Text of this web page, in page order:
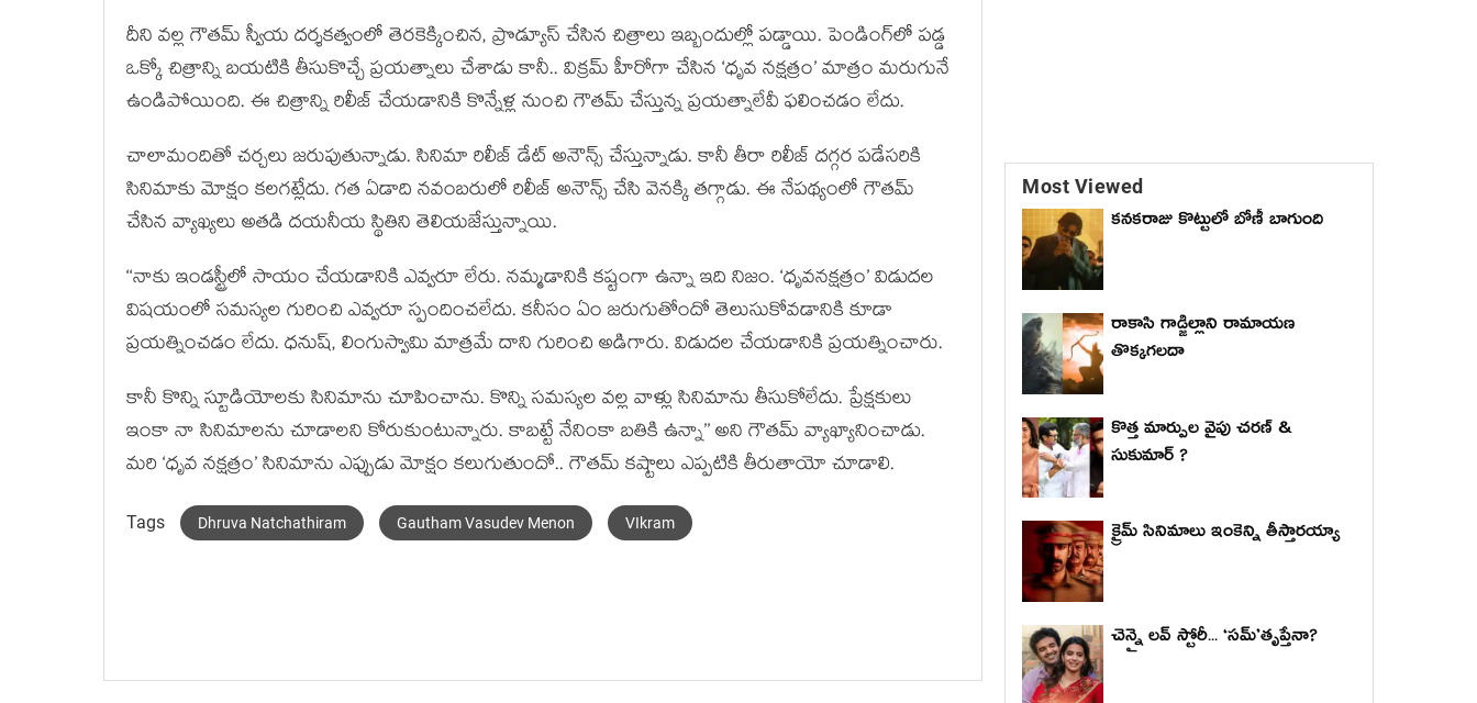
దీని వల్ల గౌతమ్ స్వీయ దర్శకత్వంలో తెరకెక్కించిన, ప్రొడ్యూస్ చేసిన చిత్రాలు ఇబ్బందుల్లో పడ్డాయి. పెండింగ్‌లో పడ్డ
ఒక్కో చిత్రాన్ని బయటికి తీసుకొచ్చే ప్రయత్నాలు చేశాడు కానీ.. విక్రమ్ హీరోగా చేసిన ‘ధృవ నక్షత్రం’ మాత్రం మరుగునే
ఉండిపోయింది. ఈ చిత్రాన్ని రిలీజ్ చేయడానికి కొన్నేళ్ల నుంచి గౌతమ్ చేస్తున్న ప్రయత్నాలేవీ ఫలించడం లేదు.
చాలామందితో చర్చలు జరుపుతున్నాడు. సినిమా రిలీజ్ డేట్ అనౌన్స్ చేస్తున్నాడు. కానీ తీరా రిలీజ్ దగ్గర పడేసరికి
సినిమాకు మోక్షం కలగట్లేదు. గత ఏడాది నవంబరులో రిలీజ్ అనౌన్స్ చేసి వెనక్కి తగ్గాడు. ఈ నేపథ్యంలో గౌతమ్
చేసిన వ్యాఖ్యలు అతడి దయనీయ స్థితిని తెలియజేస్తున్నాయి.
‘‘నాకు ఇండస్ట్రీలో సాయం చేయడానికి ఎవ్వరూ లేరు. నమ్మడానికి కష్టంగా ఉన్నా ఇది నిజం. ‘ధృవనక్షత్రం’ విడుదల
విషయంలో సమస్యల గురించి ఎవ్వరూ స్పందించలేదు. కనీసం ఏం జరుగుతోందో తెలుసుకోవడానికి కూడా
ప్రయత్నించడం లేదు. ధనుష్, లింగుస్వామి మాత్రమే దాని గురించి అడిగారు. విడుదల చేయడానికి ప్రయత్నించారు.
కానీ కొన్ని స్టూడియోలకు సినిమాను చూపించాను. కొన్ని సమస్యల వల్ల వాళ్లు సినిమాను తీసుకోలేదు. ప్రేక్షకులు
ఇంకా నా సినిమాలను చూడాలని కోరుకుంటున్నారు. కాబట్టే నేనింకా బతికి ఉన్నా’’ అని గౌతమ్ వ్యాఖ్యానించాడు.
మరి ‘ధృవ నక్షత్రం’ సినిమాను ఎప్పుడు మోక్షం కలుగుతుందో.. గౌతమ్ కష్టాలు ఎప్పటికి తీరుతాయో చూడాలి.
Tags Dhruva Natchathiram Gautham Vasudev Menon VIkram
Most Viewed
కనకరాజు కొట్టులో బోణీ బాగుంది
రాకాసి గాడ్జిల్లాని రామాయణ
తొక్కగలదా
కొత్త మార్పుల వైపు చరణ్ &
సుకుమార్ ?
క్రైమ్ సినిమాలు ఇంకెన్ని తీస్తారయ్యా
చెన్నై లవ్ స్టోరీ... ‘సమ్’తృప్తేనా?